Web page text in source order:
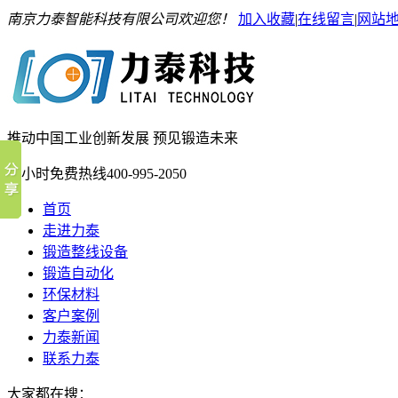
南京力泰智能科技有限公司欢迎您！ 加入收藏|在线留言| 网站
推动中国工业创新发展 预见锻造未来
24小时免费热线400-995-2050
首页
走进力泰
锻造整线设备
锻造自动化
环保材料
客户案例
力泰新闻
联系力泰
大家都在搜：